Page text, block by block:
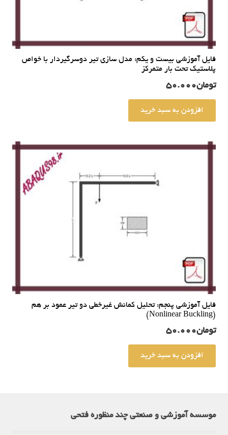
فایل آموزشی بیست و یکم: مدل سازی تیر دوسرگیردار با خواص
پلاستیک تحت بار متمرکز
تومان50.000
افزودن به سبد خرید
فایل آموزشی پنجم: تحلیل کمانش غیرخطی دو تیر عمود بر هم
(Nonlinear Buckling)
تومان50.000
افزودن به سبد خرید
موسسه آموزشی و صنعتی چند منظوره فتحی